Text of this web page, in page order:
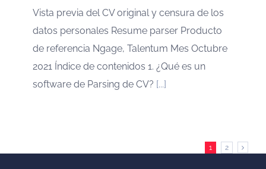
Vista previa del CV original y censura de los
datos personales Resume parser Producto
de referencia Ngage, Talentum Mes Octubre
2021 Índice de contenidos 1. ¿Qué es un
software de Parsing de CV? [...]
1 2